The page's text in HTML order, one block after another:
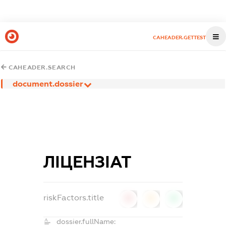
CAHEADER.GETTEST
CAHEADER.SEARCH
document.dossier
ЛІЦЕНЗІАТ
riskFactors.title
dossier.fullName: